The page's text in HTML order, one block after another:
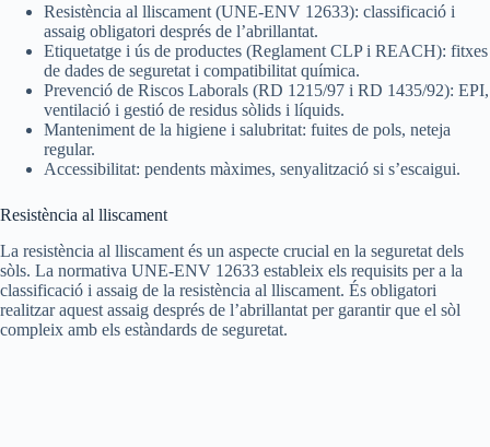
Resistència al lliscament (UNE-ENV 12633): classificació i
assaig obligatori després de l’abrillantat.
Etiquetatge i ús de productes (Reglament CLP i REACH): fitxes
de dades de seguretat i compatibilitat química.
Prevenció de Riscos Laborals (RD 1215/97 i RD 1435/92): EPI,
ventilació i gestió de residus sòlids i líquids.
Manteniment de la higiene i salubritat: fuites de pols, neteja
regular.
Accessibilitat: pendents màximes, senyalització si s’escaigui.
Resistència al lliscament
La resistència al lliscament és un aspecte crucial en la seguretat dels
sòls. La normativa UNE-ENV 12633 estableix els requisits per a la
classificació i assaig de la resistència al lliscament. És obligatori
realitzar aquest assaig després de l’abrillantat per garantir que el sòl
compleix amb els estàndards de seguretat.